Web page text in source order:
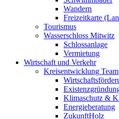
Wandern
Freizeitkarte
Tourismus
Wasserschloss Mitwitz
Schlossanlage
Vermietung
Wirtschaft und Verkehr
Kreisentwicklung Team
Klimaschutz &
Energieberatung
ZukunftHolz